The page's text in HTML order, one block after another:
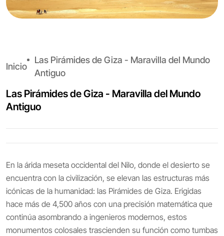
Inicio
Las Pirámides de Giza - Maravilla del Mundo
Antiguo
Las Pirámides de Giza - Maravilla del Mundo
Antiguo
En la árida meseta occidental del Nilo, donde el desierto se
encuentra con la civilización, se elevan las estructuras más
icónicas de la humanidad: las Pirámides de Giza. Erigidas
hace más de 4,500 años con una precisión matemática que
continúa asombrando a ingenieros modernos, estos
monumentos colosales trascienden su función como tumbas